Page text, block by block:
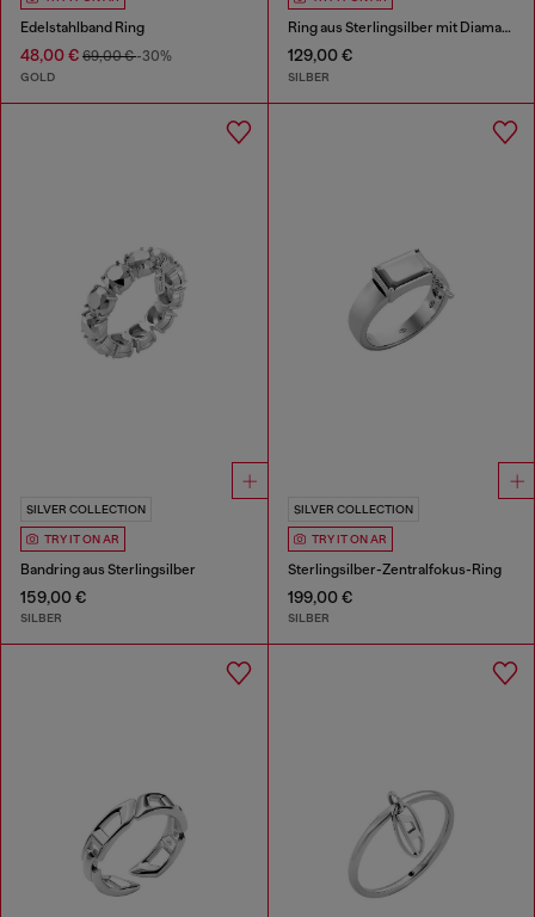
Edelstahlband Ring
48,00 € 69,00 €-30%
GOLD
Ring aus Sterlingsilber mit Diamantschliff
129,00 €
SILBER
SILVER COLLECTION
TRY IT ON AR
Bandring aus Sterlingsilber
159,00 €
SILBER
SILVER COLLECTION
TRY IT ON AR
Sterlingsilber-Zentralfokus-Ring
199,00 €
SILBER